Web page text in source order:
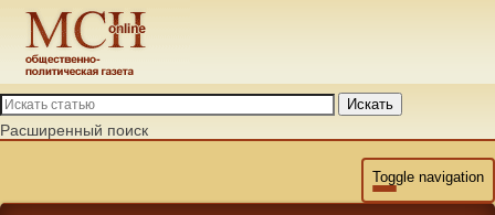
Искать
Расширенный поиск
Toggle navigation